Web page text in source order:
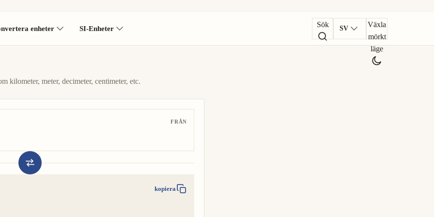
enheter SI-Enheter Sök SV
Växla
mörkt
läge
kilometer, meter, decimeter, centimeter, etc.
FRÅN
kopiera